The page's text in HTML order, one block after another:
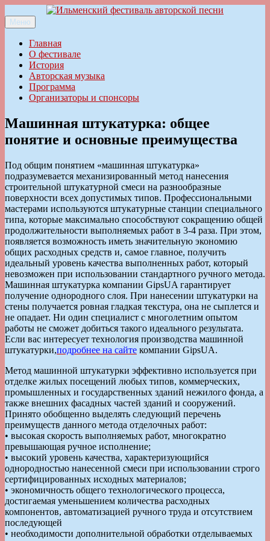
к
содержимому
Ильменский фестиваль авторской песни
Меню
Главная
О фестивале
История
Авторская музыка
Программа
Организаторы и спонсоры
Машинная штукатурка: общее
понятие и основные преимущества
Под общим понятием «машинная штукатурка»
подразумевается механизированный метод нанесения
строительной штукатурной смеси на разнообразные
поверхности всех допустимых типов. Профессиональными
мастерами используются штукатурные станции специального
типа, которые максимально способствуют сокращению общей
продолжительности выполняемых работ в 3-4 раза. При этом,
появляется возможность иметь значительную экономию
общих расходных средств и, самое главное, получить
идеальный уровень качества выполненных работ, который
невозможен при использовании стандартного ручного метода.
Машинная штукатурка компании GipsUA гарантирует
получение однородного слоя. При нанесении штукатурки на
стены получается ровная гладкая текстура, она не сыплется и
не опадает. Ни один специалист с многолетним опытом
работы не сможет добиться такого идеального результата.
Если вас интересует технология производства машинной
штукатурки,подробнее на сайте компании GipsUA.
Метод машинной штукатурки эффективно используется при
отделке жилых посещений любых типов, коммерческих,
промышленных и государственных зданий нежилого фонда, а
также внешних фасадных частей зданий и сооружений.
Принято обобщенно выделять следующий перечень
преимуществ данного метода отделочных работ:
• высокая скорость выполняемых работ, многократно
превышающая ручное исполнение;
• высокий уровень качества, характеризующийся
однородностью нанесенной смеси при использовании строго
сертифицированных исходных материалов;
• экономичность общего технологического процесса,
достигаемая уменьшением количества расходных
компонентов, автоматизацией ручного труда и отсутствием
последующей
• необходимости дополнительной обработки отделываемых